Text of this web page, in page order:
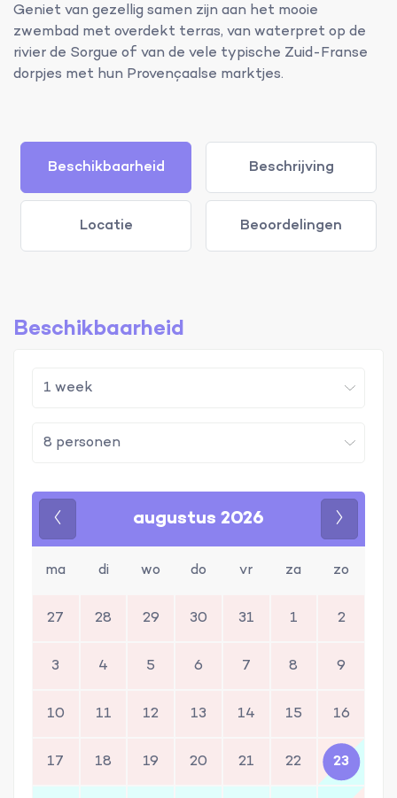
Geniet van gezellig samen zijn aan het mooie
zwembad met overdekt terras, van waterpret op de
rivier de Sorgue of van de vele typische Zuid-Franse
dorpjes met hun Provençaalse marktjes.
Beschikbaarheid Beschrijving
Locatie Beoordelingen
Beschikbaarheid
augustus 2026
ma di wo do vr za zo
27 28 29 30 31 1 2
3 4 5 6 7 8 9
10 11 12 13 14 15 16
17 18 19 20 21 22 23